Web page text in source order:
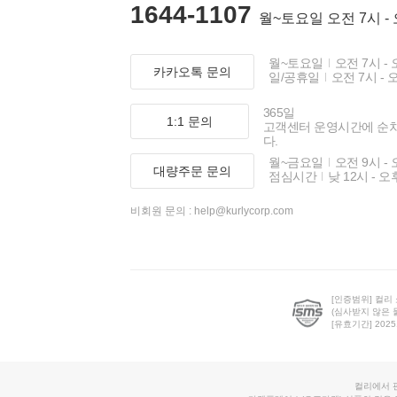
1644-1107 월~토요일 오전 7시 -
카카오톡 문의
월~토요일
오전 7시 -
일/공휴일
오전 7시 -
1:1 문의
365일
고객센터 운영시간에 순
다.
대량주문 문의
월~금요일
오전 9시 -
점심시간
낮 12시 - 오
비회원 문의 : help@kurlycorp.com
[인증범위] 컬리
(심사받지 않은
[유효기간]
컬리에서